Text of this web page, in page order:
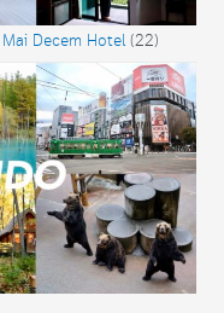
Mai Decem Hotel (22)